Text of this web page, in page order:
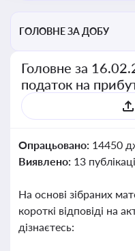
ГОЛОВНЕ ЗА ДОБУ
Головне за
податок на
Опрацьовано: 14450
Виявлено: 13
На основі зібраних
короткі відповіді на
дізнаєтесь: